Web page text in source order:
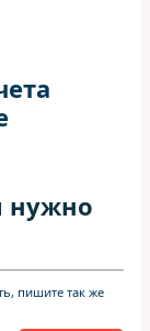
нужно
пишите так же